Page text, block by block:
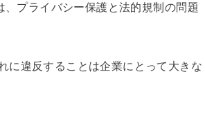
プライバシー保護と法的規制の問題
に違反することは企業にとって大きな